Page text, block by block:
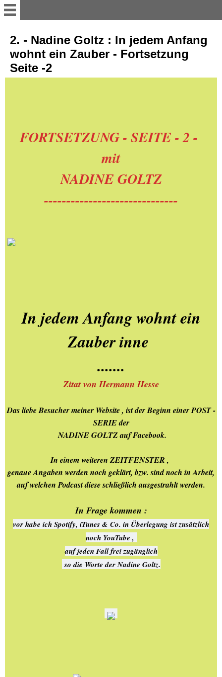
LES MILLS RPM mit Mela -
Montag - 10-45 h 20.05.20
HAAREN-neue Autobahn
Milchstübchen - 16.
Rurberg-Fähre-Einruhr-
- Stunde -3 - 01.März 20
02.- Die Liebe zur Fotografie
03.- Die Liebe zur Fotografie
Seite - 2 in W. + B.
28.10.2021.-+ 16.11.2021.-
Aachen-Hangeweiher-
Besuch
NATURLANDSCHAFTEN -
Lousberg
12.07.2022.-LOUSBERG -
02.-WILLKOMMEN anno
2. - Nadine Goltz : In jedem Anfang
wohnt ein Zauber - Fortsetzung
Seite -2
FORTSETZUNG - SEITE - 2 -
mit
NADINE GOLTZ
------------------------------
In jedem Anfang wohnt ein
Zauber inne
.......
Zitat von Hermann Hesse
Das liebe Besucher meiner Website , ist der Beginn einer POST -
SERIE der
NADINE GOLTZ auf Facebook.
In einem weiteren ZEITFENSTER ,
genaue Angaben werden noch geklärt, bzw. sind noch in Arbeit,
auf welchen Podcast diese schließlich ausgestrahlt werden.
In Frage kommen :
vor habe ich Spotify, iTunes & Co. in Überlegung ist zusätzlich
noch YouTube ,
auf jeden Fall frei zugänglich
so die Worte der Nadine Goltz.